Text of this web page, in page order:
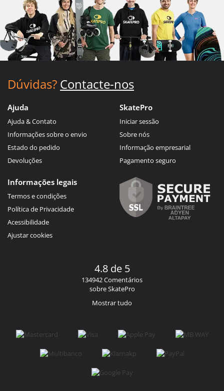
Dúvidas? Contacte-nos
Ajuda
Ajuda & Contato
Informações sobre o envio
Estado do pedido
Devoluções
SkatePro
Iniciar sessão
Sobre nós
Informação empresarial
Pagamento seguro
Informações legais
Termos e condições
Política de Privacidade
Acessibilidade
Ajustar cookies
4.8 de 5
134942 Comentários
sobre SkatePro
Mostrar tudo